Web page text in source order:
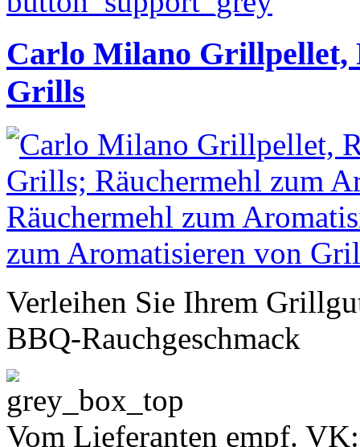
Carlo Milano Grillpellet,
Grills
Verleihen Sie Ihrem
BBQ-Rauchgeschmack
Vom Lieferanten empf.